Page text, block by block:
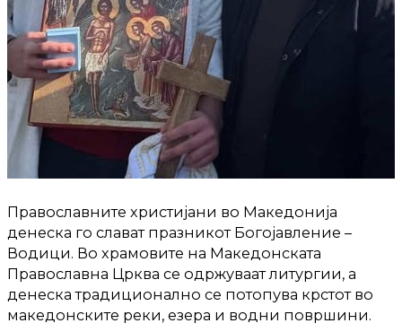
Православните христијани во Македонија
денеска го слават празникот Богојавление –
Водици. Во храмовите на Македонската
Православна Црква се одржуваат литургии, а
денеска традиционално се потопува крстот во
македонските реки, езера и водни површини.